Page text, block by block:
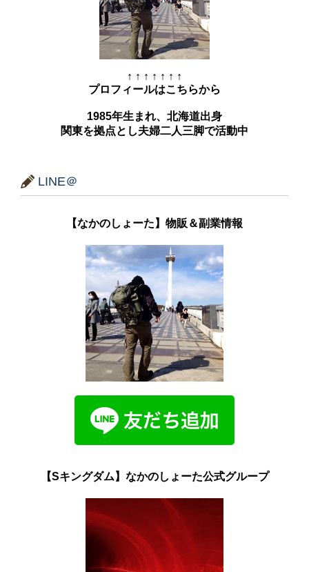
↑ ↑ ↑ ↑ ↑ ↑ ↑
プロフィールはこちらから
1985年生まれ、北海道出身
関東を拠点とし夫婦二人三脚で活動中
LINE＠
【なかのしょーた】物販＆副業情報
【Sキングダム】なかのしょーた公式グループ